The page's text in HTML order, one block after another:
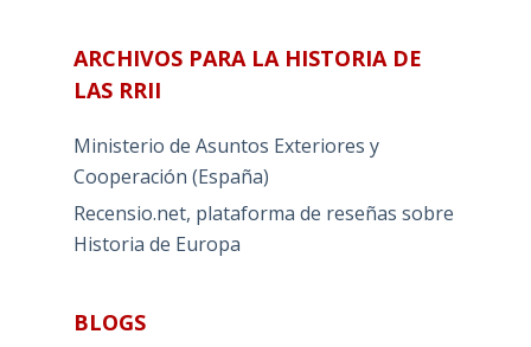
ARCHIVOS PARA LA HISTORIA DE
LAS RRII
Ministerio de Asuntos Exteriores y
Cooperación (España)
Recensio.net, plataforma de reseñas sobre
Historia de Europa
BLOGS